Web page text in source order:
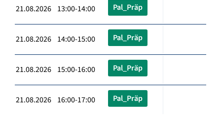
21.08.2026 13:00-14:00 Pal_Präp
21.08.2026 14:00-15:00 Pal_Präp
21.08.2026 15:00-16:00 Pal_Präp
21.08.2026 16:00-17:00 Pal_Präp